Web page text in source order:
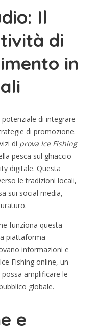
Il
di
in
di integrare
di promozione.
di prova Ice Fishing
pesca sul ghiaccio
digitale. Questa
le tradizioni locali,
sui social media,
funziona questa
piattaforma
informazioni e
Fishing online, un
amplificare le
globale.
e